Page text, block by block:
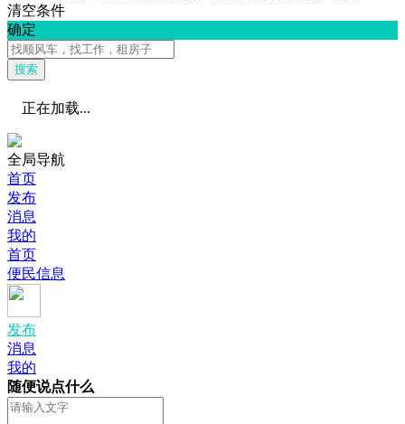
清空条件
确定
搜索
正在加载...
全局导航
首页
发布
消息
我的
首页
便民信息
发布
消息
我的
随便说点什么